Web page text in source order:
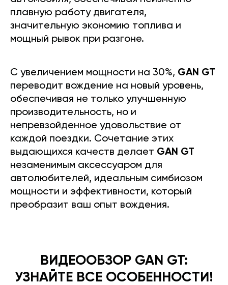
плавную работу двигателя,
значительную экономию топлива и
мощный рывок при разгоне.
С увеличением мощности на 30%, GAN GT
переводит вождение на новый уровень,
обеспечивая не только улучшенную
производительность, но и
непревзойденное удовольствие от
каждой поездки. Сочетание этих
выдающихся качеств делает GAN GT
незаменимым аксессуаром для
автолюбителей, идеальным симбиозом
мощности и эффективности, который
преобразит ваш опыт вождения.
ВИДЕООБЗОР GAN GT:
УЗНАЙТЕ ВСЕ ОСОБЕННОСТИ!